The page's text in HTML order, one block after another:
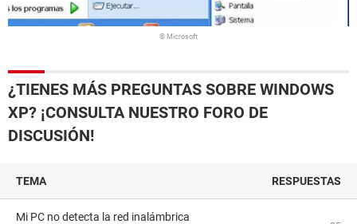
© Microsoft
¿TIENES MÁS PREGUNTAS SOBRE WINDOWS
XP? ¡CONSULTA NUESTRO FORO DE
DISCUSIÓN!
TEMA RESPUESTAS
Mi PC no detecta la red inalámbrica